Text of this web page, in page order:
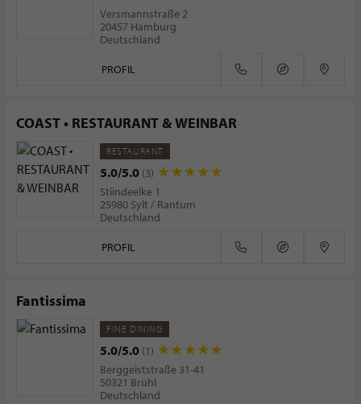
Versmannstraße 2
20457 Hamburg
Deutschland
PROFIL
COAST • RESTAURANT & WEINBAR
RESTAURANT
5.0/5.0 (3)
Stiindeelke 1
25980 Sylt / Rantum
Deutschland
PROFIL
Fantissima
FINE DINING
5.0/5.0 (1)
Berggeiststraße 31-41
50321 Brühl
Deutschland